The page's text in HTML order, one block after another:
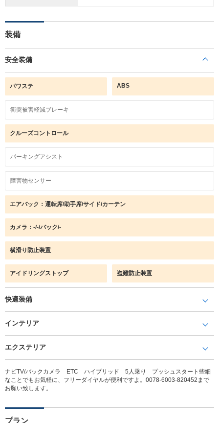
装備
安全装備
パワステ ABS
衝突被害軽減ブレーキ
クルーズコントロール
パーキングアシスト
障害物センサー
エアバック：運転席/助手席/サイド/カーテン
カメラ：-/-/バック/-
横滑り防止装置
アイドリングストップ 盗難防止装置
快適装備
インテリア
エクステリア
ナビTV/バックカメラ ETC ハイブリッド 5人乗り プッシュスタート些細
なことでもお気軽に、フリーダイヤルが便利ですよ。0078-6003-820452まで
お願い致します。
プラン